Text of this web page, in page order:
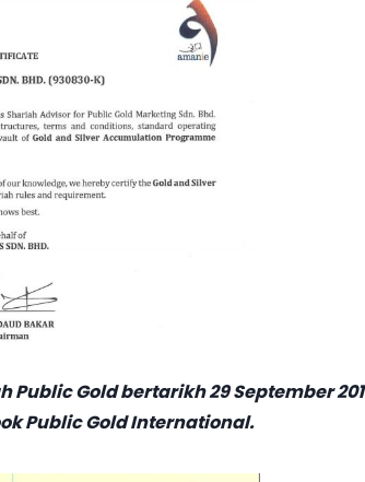
Gold bertarikh 29 September
Public Gold International.